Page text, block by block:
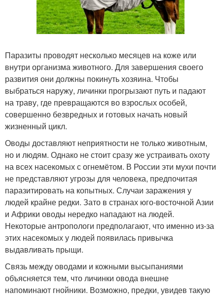
Паразиты проводят несколько месяцев на коже или
внутри организма животного. Для завершения своего
развития они должны покинуть хозяина. Чтобы
выбраться наружу, личинки прогрызают путь и падают
на траву, где превращаются во взрослых особей,
совершенно безвредных и готовых начать новый
жизненный цикл.
Оводы доставляют неприятности не только животным,
но и людям. Однако не стоит сразу же устраивать охоту
на всех насекомых с огнемётом. В России эти мухи почти
не представляют угрозы для человека, предпочитая
паразитировать на копытных. Случаи заражения у
людей крайне редки. Зато в странах юго-восточной Азии
и Африки оводы нередко нападают на людей.
Некоторые антропологи предполагают, что именно из-за
этих насекомых у людей появилась привычка
выдавливать прыщи.
Связь между оводами и кожными высыпаниями
объясняется тем, что личинки овода внешне
напоминают гнойники. Возможно, предки, увидев такую